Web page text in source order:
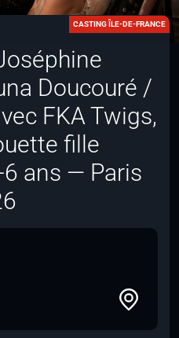
CASTING ÎLE-DE-FRANCE
Doucouré /
FKA Twigs,
fille
ans — Paris